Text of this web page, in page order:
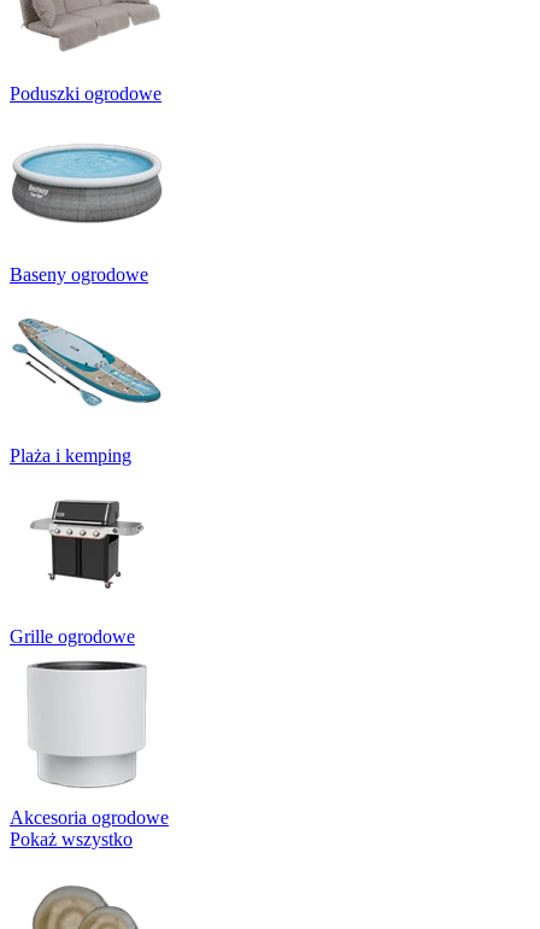
Poduszki ogrodowe
Baseny ogrodowe
Plaża i kemping
Grille ogrodowe
Akcesoria ogrodowe
Pokaż wszystko